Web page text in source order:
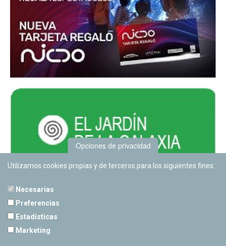
Opciones de privacidad
Utilizamos cookies propias y de terceros para los siguientes fines:
Necesarias
Preferencias
Estadísticas
Marketing